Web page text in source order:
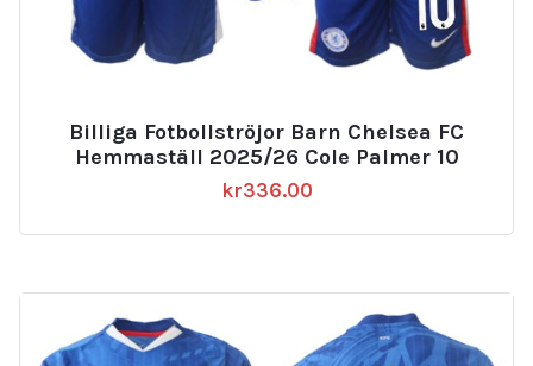
Billiga Fotbollströjor Barn Chelsea FC
Hemmaställ 2025/26 Cole Palmer 10
kr336.00